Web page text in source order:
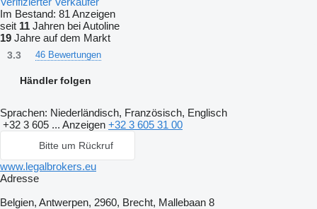
Im Bestand: 81 Anzeigen
seit 11 Jahren bei Autoline
19 Jahre auf dem Markt
3.3 46 Bewertungen
Händler folgen
Sprachen: Niederländisch, Französisch, Englisch
+32 3 605 ... Anzeigen +32 3 605 31 00
Bitte um Rückruf
www.legalbrokers.eu
Adresse
Belgien, Antwerpen, 2960, Brecht, Mallebaan 8